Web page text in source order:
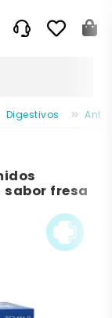
Digestivos
fresa